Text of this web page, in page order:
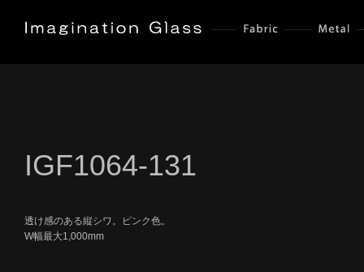
IGF1064-131
透け感のある縦シワ。ピンク色。
W幅最大1,000mm